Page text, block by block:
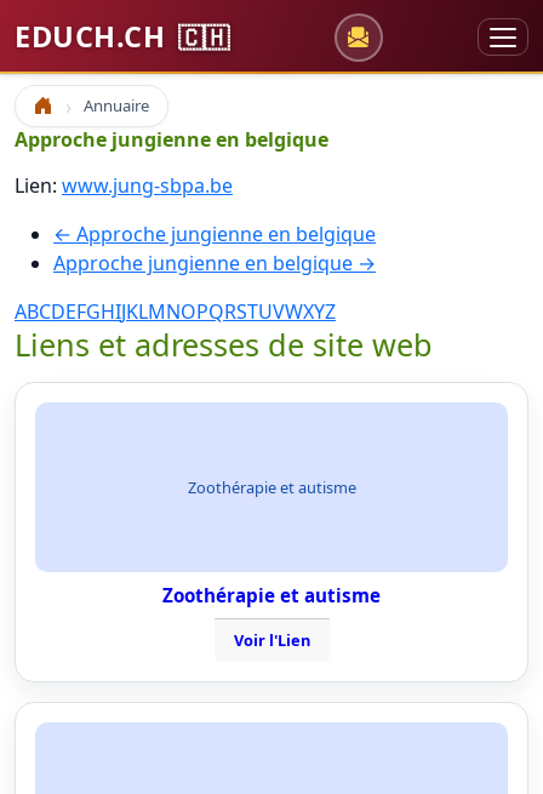
EDUCH.CH 🇨🇭
Accueil Annuaire
Approche jungienne en belgique
Lien: www.jung-sbpa.be
← Approche jungienne en belgique
Approche jungienne en belgique →
ABCDEFGHIJKLMNOPQRSTUVWXYZ
Liens et adresses de site web
Zoothérapie et autisme
Zoothérapie et autisme
Voir l'Lien